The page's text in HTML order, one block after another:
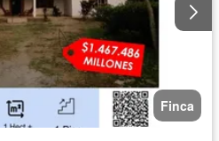
Finca